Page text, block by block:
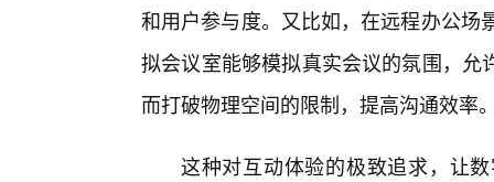
和用户参与度。又比如，在远程办公场
拟会议室能够模拟真实会议的氛围，
而打破物理空间的限制，提高沟通效率
这种对互动体验的极致追求，让